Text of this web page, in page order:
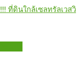
ที่ดินใกล้เซลทรัลเวสวิ